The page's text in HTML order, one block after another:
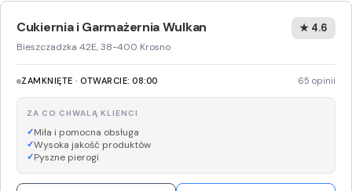
Cukiernia i Garmażernia Wulkan
Bieszczadzka 42E, 38-400 Krosno
★ 4.6
ZAMKNIĘTE · OTWARCIE: 08:00 65 opinii
ZA CO CHWALĄ KLIENCI
Miła i pomocna obsługa
Wysoka jakość produktów
Pyszne pierogi